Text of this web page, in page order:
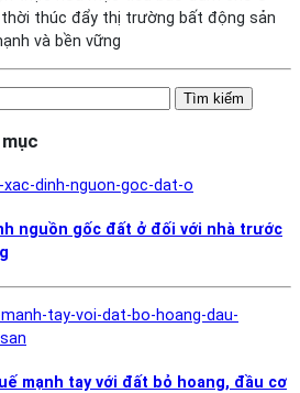
thúc đẩy thị trường bất động sản
và bền vững
nguồn gốc đất ở đối với nhà trước
mạnh tay với đất bỏ hoang, đầu cơ